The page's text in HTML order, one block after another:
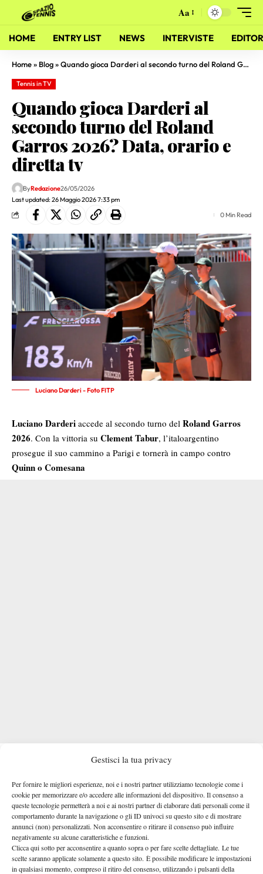
Gestisci la tua privacy
Per fornire le migliori esperienze, noi e i nostri partner utilizziamo tecnologie come i
cookie per memorizzare e/o accedere alle informazioni del dispositivo. Il consenso a
queste tecnologie permetterà a noi e ai nostri partner di elaborare dati personali come il
comportamento durante la navigazione o gli ID univoci su questo sito e di mostrare
annunci (non) personalizzati. Non acconsentire o ritirare il consenso può influire
negativamente su alcune caratteristiche e funzioni.
Clicca qui sotto per acconsentire a quanto sopra o per fare scelte dettagliate. Le tue
scelte saranno applicate solamente a questo sito. È possibile modificare le impostazioni
in qualsiasi momento, compreso il ritiro del consenso, utilizzando i pulsanti della
Aa
HOME ENTRY LIST NEWS INTERVISTE
Home» Blog»Quando gioca Darderi al secondo turno del Roland Garros 2026? Data, orario e diretta tv
Tennis in TV
Quando gioca Darderi al
secondo turno del Roland
Garros 2026? Data, orario e
diretta tv
Last updated: 26 Maggio 2026 7:33 pm
ByRedazione26/05/2026
0 Min Read
Luciano Darderi - Foto FITP
Luciano Darderi accede al secondo turno del Roland Garros
2026. Con la vittoria su Clement Tabur, l’italoargentino
prosegue il suo cammino a Parigi e tornerà in campo contro
Quinn o Comesana
ORARIO E DOVE VEDERE SINNER
La sfida tra Darderi e Quinn o Comesanaandrà in scena
giovedì 28 maggio (campo e orario ancora da definire). Il
match verrà trasmesso sulle piattaformeDiscovery+ e HBO
Maxprevio abbonamento.